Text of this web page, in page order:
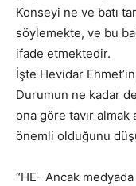
Konseyi ne ve batı
söylemekte, ve bu
ifade etmektedir.
İşte Hevidar
Durumun ne kadar
ona göre tavır almak
önemli olduğunu
“HE- Ancak